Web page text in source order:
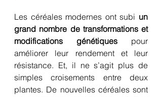
Les céréales modernes ont subi un
grand nombre de transformations et
modifications génétiques pour
améliorer leur rendement et leur
résistance. Et, il ne s’agit plus de
simples croisements entre deux
plantes. De nouvelles céréales sont